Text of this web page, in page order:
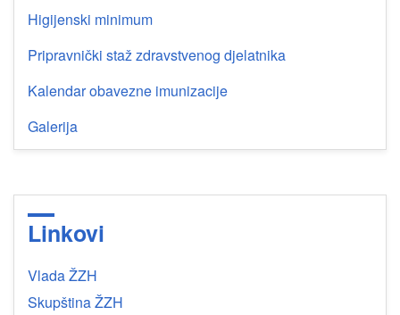
Higijenski minimum
Pripravnički staž zdravstvenog djelatnika
Kalendar obavezne imunizacije
Galerija
Linkovi
Vlada ŽZH
Skupština ŽZH